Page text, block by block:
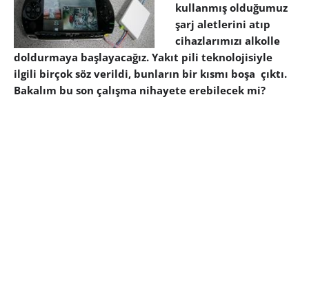
kullanmış olduğumuz
şarj aletlerini atıp
cihazlarımızı alkolle
doldurmaya başlayacağız. Yakıt pili teknolojisiyle
ilgili birçok söz verildi, bunların bir kısmı boşa çıktı.
Bakalım bu son çalışma nihayete erebilecek mi?